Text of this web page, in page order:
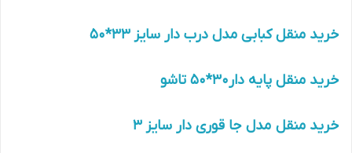
خرید منقل کبابی مدل درب دار سایز 33*50
خرید منقل پایه دار30*50 تاشو
خرید منقل مدل جا قوری دار سایز 3